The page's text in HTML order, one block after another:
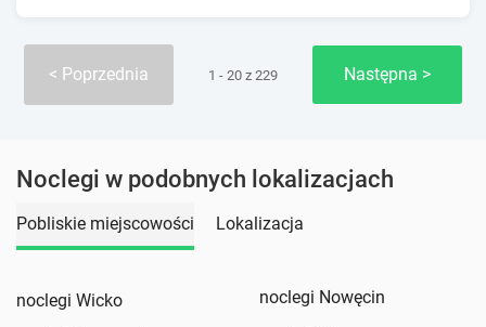
Poprzednia 1 - 20 z 229 Następna
Noclegi w podobnych lokalizacjach
Pobliskie miejscowości Lokalizacja
noclegi Wicko
noclegi Nowęcin